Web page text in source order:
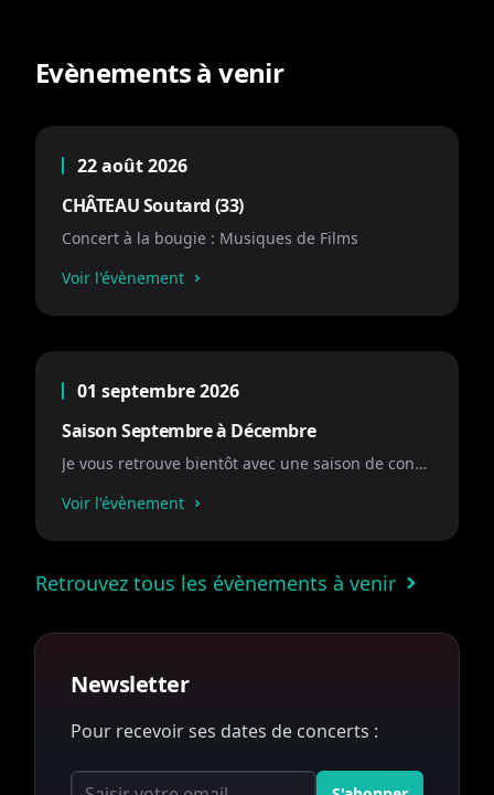
Evènements à venir
CHÂTEAU Soutard (33)
22 août 2026
Concert à la bougie : Musiques de Films
Voir l'évènement
Saison Septembre à Décembre
01 septembre 2026
Je vous retrouve bientôt avec une saison de concerts incroyables ! à Très bientôt !
Voir l'évènement
Retrouvez tous les évènements à venir
Newsletter
Pour recevoir ses dates de concerts :
Adresse email